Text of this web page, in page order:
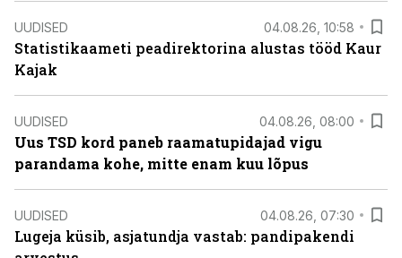
UUDISED 04.08.26, 10:58
Statistikaameti peadirektorina alustas tööd Kaur
Kajak
UUDISED 04.08.26, 08:00
Uus TSD kord paneb raamatupidajad vigu
parandama kohe, mitte enam kuu lõpus
UUDISED 04.08.26, 07:30
Lugeja küsib, asjatundja vastab: pandipakendi